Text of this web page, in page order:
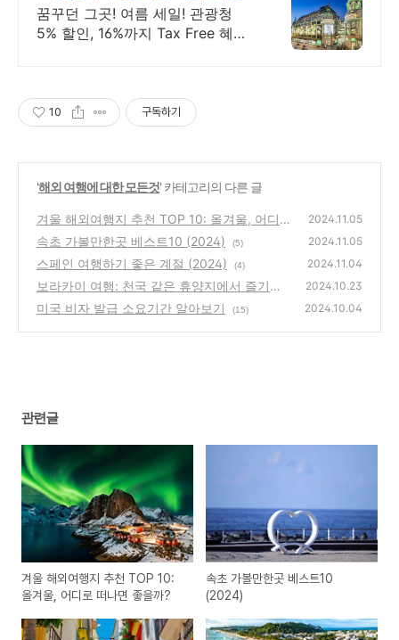
무료 에펠탑뷰 테라스
꿈꾸던 그곳! 여름 세일! 관광청
5% 할인, 16%까지 Tax Free 혜택
10 구독하기
'해외 여행에 대한 모든것' 카테고리의 다른 글
겨울 해외여행지 추천 TOP 10: 올겨울, 어디
로 떠나면 좋을까?
(10)
2024.11.05
속초 가볼만한곳 베스트10 (2024) (5) 2024.11.05
스페인 여행하기 좋은 계절 (2024) (4) 2024.11.04
보라카이 여행: 천국 같은 휴양지에서 즐기는
완벽한 휴가
(9)
2024.10.23
미국 비자 발급 소요기간 알아보기 (15) 2024.10.04
관련글
겨울 해외여행지 추천 TOP 10:
올겨울, 어디로 떠나면 좋을까?
속초 가볼만한곳 베스트10
(2024)